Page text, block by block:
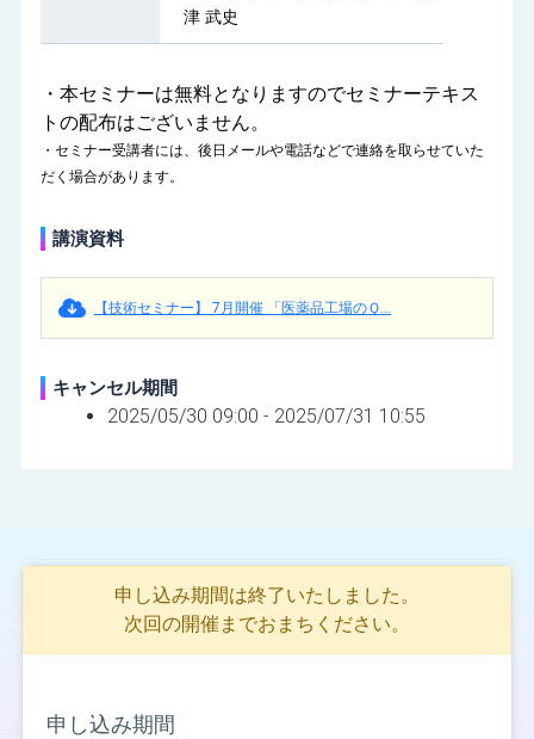
津 武史
・本セミナーは無料となりますのでセミナーテキス
トの配布はございません。
・セミナー受講者には、後日メールや電話などで連絡を取らせていた
だく場合があります。
講演資料
【技術セミナー】 7月開催 「医薬品工場のＱ...
キャンセル期間
2025/05/30 09:00 - 2025/07/31 10:55
申し込み期間は終了いたしました。
次回の開催までおまちください。
申し込み期間